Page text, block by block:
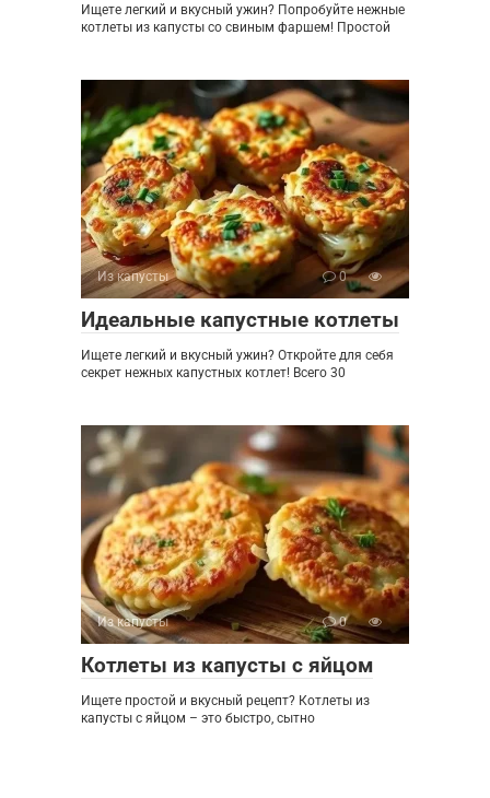
Ищете легкий и вкусный ужин? Попробуйте нежные
котлеты из капусты со свиным фаршем! Простой
Из капусты 0
Идеальные капустные котлеты
Ищете легкий и вкусный ужин? Откройте для себя
секрет нежных капустных котлет! Всего 30
Из капусты 0
Котлеты из капусты с яйцом
Ищете простой и вкусный рецепт? Котлеты из
капусты с яйцом – это быстро, сытно